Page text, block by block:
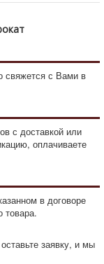
свяжется с Вами в
с доставкой или
оплачиваете
в договоре
товара.
заявку, и мы